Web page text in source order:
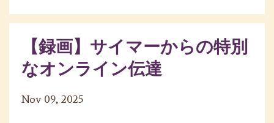
【録画】サイマーからの特別
なオンライン伝達
Nov 09, 2025